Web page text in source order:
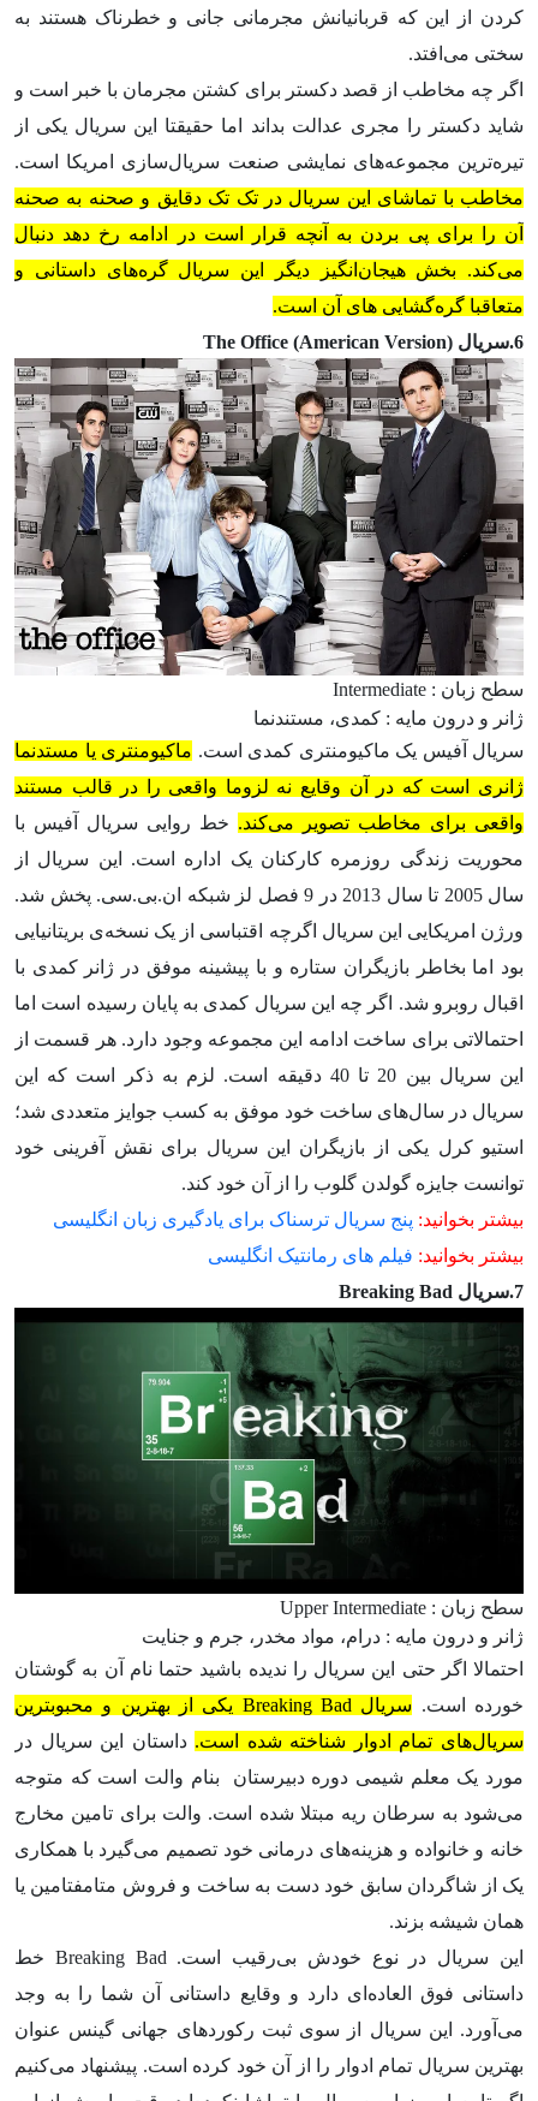
کردن از این که قربانیانش مجرمانی جانی و خطرناک هستند به
سختی می‌افتد.
اگر چه مخاطب از قصد دکستر برای کشتن مجرمان با خبر است و
شاید دکستر را مجری عدالت بداند اما حقیقتا این سریال یکی از
تیره‌ترین مجموعه‌های نمایشی صنعت سریال‌سازی امریکا است.
مخاطب با تماشای این سریال در تک تک دقایق و صحنه به صحنه
آن را برای پی بردن به آنچه قرار است در ادامه رخ دهد دنبال
می‌کند. بخش هیجان‌انگیز دیگر این سریال گره‌های داستانی و
متعاقبا گره‌گشایی های آن است.
6.سریال (The Office (American Version
سطح زبان : Intermediate
ژانر و درون مایه : کمدی، مستندنما
سریال آفیس یک ماکیومنتری کمدی است. ماکیومنتری یا مستدنما
ژانری است که در آن وقایع نه لزوما واقعی را در قالب مستند
واقعی برای مخاطب تصویر می‌کند. خط روایی سریال آفیس با
محوریت زندگی روزمره کارکنان یک اداره است. این سریال از
سال 2005 تا سال 2013 در 9 فصل لز شبکه ان.بی.سی. پخش شد.
ورژن امریکایی این سریال اگرچه اقتباسی از یک نسخه‌ی بریتانیایی
بود اما بخاطر بازیگران ستاره و با پیشینه موفق در ژانر کمدی با
اقبال روبرو شد. اگر چه این سریال کمدی به پایان رسیده است اما
احتمالاتی برای ساخت ادامه این مجموعه وجود دارد. هر قسمت از
این سریال بین 20 تا 40 دقیقه است. لزم به ذکر است که این
سریال در سال‌های ساخت خود موفق به کسب جوایز متعددی شد؛
استیو کرل یکی از بازیگران این سریال برای نقش آفرینی خود
توانست جایزه گولدن گلوب را از آن خود کند.
بیشتر بخوانید: پنج سریال ترسناک برای یادگیری زبان انگلیسی
بیشتر بخوانید: فیلم های رمانتیک انگلیسی
7.سریال Breaking Bad
سطح زبان : Upper Intermediate
ژانر و درون مایه : درام، مواد مخدر، جرم و جنایت
احتمالا اگر حتی این سریال را ندیده باشید حتما نام آن به گوشتان
خورده است.
سریال Breaking Bad یکی از بهترین و محبوب‎ترین
سریال‌های تمام ادوار شناخته شده است. داستان این سریال در
مورد یک معلم شیمی دوره دبیرستان بنام والت است که متوجه
می‌شود به سرطان ریه مبتلا شده است. والت برای تامین مخارج
خانه و خانواده و هزینه‌های درمانی خود تصمیم می‌گیرد با همکاری
یک از شاگردان سابق خود دست به ساخت و فروش متامفتامین یا
همان شیشه بزند.
این سریال در نوع خودش بی‌رقیب است. Breaking Bad خط
داستانی فوق العاده‌ای دارد و وقایع داستانی آن شما را به وجد
می‌آورد. این سریال از سوی ثبت رکوردهای جهانی گینس عنوان
بهترین سریال تمام ادوار را از آن خود کرده است. پیشنهاد می‌کنیم